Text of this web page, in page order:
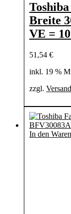
Breite
VE =
51,54 €
inkl. 19 %
zzgl.
In den